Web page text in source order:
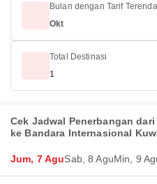
Bulan dengan Tarif
Okt
Total Destinasi
1
Cek Jadwal Penerbangan
ke Bandara Internasional
Jum, 7 AguSab, 8 AguMin, 9